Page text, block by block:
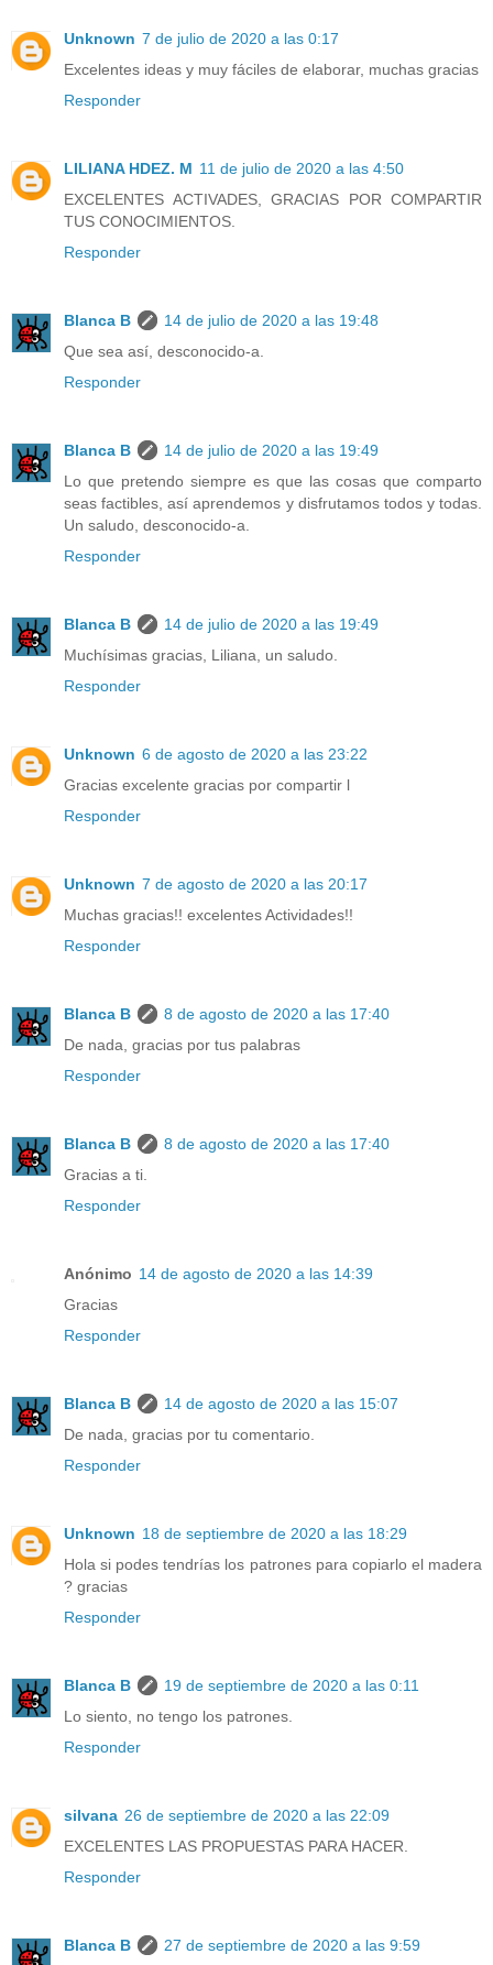
Unknown 7 de julio de 2020 a las 0:17
Excelentes ideas y muy fáciles de elaborar, muchas gracias
Responder
LILIANA HDEZ. M 11 de julio de 2020 a las 4:50
EXCELENTES ACTIVADES, GRACIAS POR COMPARTIR
TUS CONOCIMIENTOS.
Responder
Blanca B
14 de julio de 2020 a las 19:48
Que sea así, desconocido-a.
Responder
Blanca B
14 de julio de 2020 a las 19:49
Lo que pretendo siempre es que las cosas que comparto
seas factibles, así aprendemos y disfrutamos todos y todas.
Un saludo, desconocido-a.
Responder
Blanca B
14 de julio de 2020 a las 19:49
Muchísimas gracias, Liliana, un saludo.
Responder
Unknown 6 de agosto de 2020 a las 23:22
Gracias excelente gracias por compartir l
Responder
Unknown 7 de agosto de 2020 a las 20:17
Muchas gracias!! excelentes Actividades!!
Responder
Blanca B
8 de agosto de 2020 a las 17:40
De nada, gracias por tus palabras
Responder
Blanca B
8 de agosto de 2020 a las 17:40
Gracias a ti.
Responder
Anónimo 14 de agosto de 2020 a las 14:39
Gracias
Responder
Blanca B
14 de agosto de 2020 a las 15:07
De nada, gracias por tu comentario.
Responder
Unknown 18 de septiembre de 2020 a las 18:29
Hola si podes tendrías los patrones para copiarlo el madera
? gracias
Responder
Blanca B
19 de septiembre de 2020 a las 0:11
Lo siento, no tengo los patrones.
Responder
silvana 26 de septiembre de 2020 a las 22:09
EXCELENTES LAS PROPUESTAS PARA HACER.
Responder
Blanca B 27 de septiembre de 2020 a las 9:59